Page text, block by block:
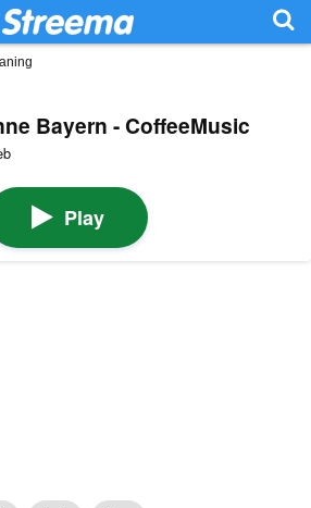
Bayern - CoffeeMusic
Play